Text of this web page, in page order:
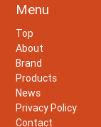
Menu
Top
About
Brand
Products
News
Privacy Policy
Contact